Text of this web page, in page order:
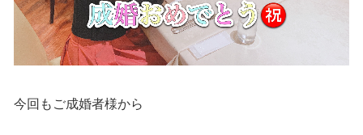
今回もご成婚者様から